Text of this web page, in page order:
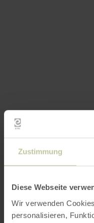
Zustimmung
Diese Webseite
Wir verwenden
personalisieren,